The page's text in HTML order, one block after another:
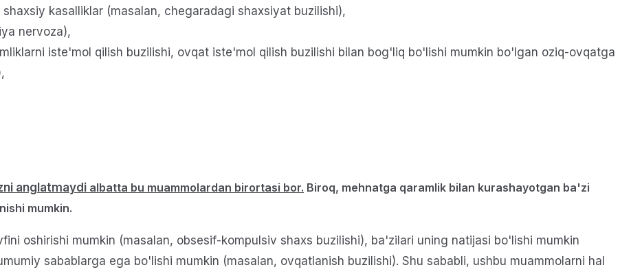
kasalliklar (masalan, chegaradagi shaxsiyat buzilishi),
nervoza),
iste'mol qilish buzilishi, ovqat iste'mol qilish buzilishi bilan bog'liq bo'lishi mumkin bo'lgan oziq-ovqatga
anglatmaydi albatta bu muammolardan birortasi bor. Biroq, mehnatga qaramlik bilan kurashayotgan ba'zi
mumkin.
oshirishi mumkin (masalan, obsesif-kompulsiv shaxs buzilishi), ba'zilari uning natijasi bo'lishi mumkin
sabablarga ega bo'lishi mumkin (masalan, ovqatlanish buzilishi). Shu sababli, ushbu muammolarni hal